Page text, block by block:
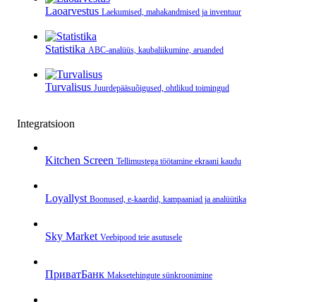
Laoarvestus Laekumised, mahakandmised ja inventuur
Statistika ABC-analüüs, kaubaliikumine, aruanded
Turvalisus Juurdepääsuõigused, ohtlikud toimingud
Integratsioon
Kitchen Screen Tellimustega töötamine ekraani kaudu
Loyallyst Boonused, e‑kaardid, kampaaniad ja analüütika
Sky Market Veebipood teie asutusele
ПриватБанк Makse­tehingute sünkroonimine